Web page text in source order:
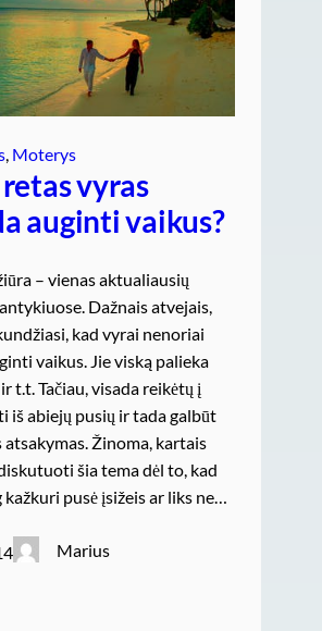
Moterys
vyras
auginti vaikus?
– vienas aktualiausių
Dažnais atvejais,
kad vyrai nenoriai
vaikus. Jie viską palieka
t.t. Tačiau, visada reikėtų į
iš abiejų pusių ir tada galbūt
atsakymas. Žinoma, kartais
šia tema dėl to, kad
pusė įsižeis ar liks ne…
Marius